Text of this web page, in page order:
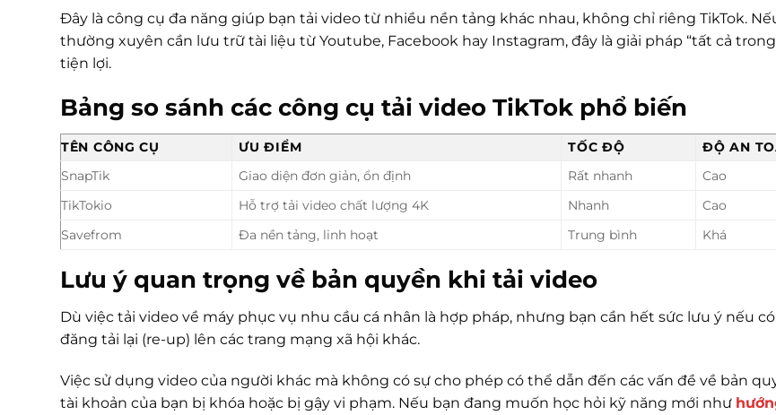
Đây là công cụ đa năng giúp bạn tải video từ nhiều nền tảng khác nhau, không chỉ riêng TikTok.
thường xuyên cần lưu trữ tài liệu từ Youtube, Facebook hay Instagram, đây là giải pháp “tất cả
tiện lợi.
Bảng so sánh các công cụ tải video TikTok phổ biến
TÊN CÔNG CỤ ƯU ĐIỂM TỐC ĐỘ
ĐỘ AN
SnapTik
Giao diện đơn giản, ổn định Rất nhanh
Cao
TikTokio
Hỗ trợ tải video chất lượng 4K Nhanh
Cao
Savefrom
Đa nền tảng, linh hoạt Trung bình Khá
Lưu ý quan trọng về bản quyền khi tải video
Dù việc tải video về máy phục vụ nhu cầu cá nhân là hợp pháp, nhưng bạn cần hết sức lưu ý nếu
đăng tải lại (re-up) lên các trang mạng xã hội khác.
Việc sử dụng video của người khác mà không có sự cho phép có thể dẫn đến các vấn đề về bản
tài khoản của bạn bị khóa hoặc bị gậy vi phạm. Nếu bạn đang muốn học hỏi kỹ năng mới như